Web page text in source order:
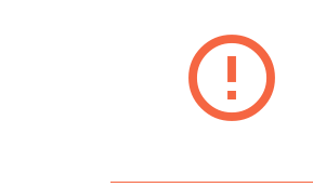
error_outline